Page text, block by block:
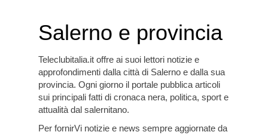
Salerno e provincia
Teleclubitalia.itoffre ai suoi lettori notizie e
approfondimenti dalla città di Salerno e dalla sua
provincia. Ogni giorno il portale pubblica articoli
sui principali fatti di cronaca nera, politica, sport e
attualità dal salernitano.
Per fornirVi notizie e news sempre aggiornate da